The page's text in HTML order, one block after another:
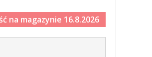
na magazynie 16.8.2026